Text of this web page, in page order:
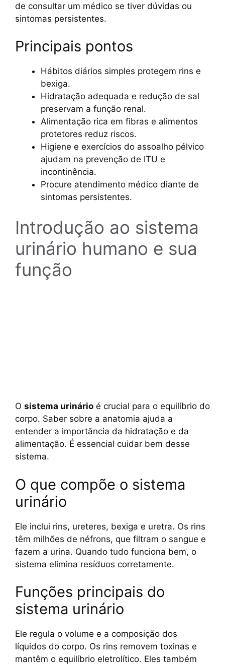
de consultar um médico se tiver dúvidas ou
sintomas persistentes.
Principais pontos
Hábitos diários simples protegem rins e
bexiga.
Hidratação adequada e redução de sal
preservam a função renal.
Alimentação rica em fibras e alimentos
protetores reduz riscos.
Higiene e exercícios do assoalho pélvico
ajudam na prevenção de ITU e
incontinência.
Procure atendimento médico diante de
sintomas persistentes.
Introdução ao sistema
urinário humano e sua
função
O sistema urinário é crucial para o equilíbrio do
corpo. Saber sobre a anatomia ajuda a
entender a importância da hidratação e da
alimentação. É essencial cuidar bem desse
sistema.
O que compõe o sistema
urinário
Ele inclui rins, ureteres, bexiga e uretra. Os rins
têm milhões de néfrons, que filtram o sangue e
fazem a urina. Quando tudo funciona bem, o
sistema elimina resíduos corretamente.
Funções principais do
sistema urinário
Ele regula o volume e a composição dos
líquidos do corpo. Os rins removem toxinas e
mantêm o equilíbrio eletrolítico. Eles também